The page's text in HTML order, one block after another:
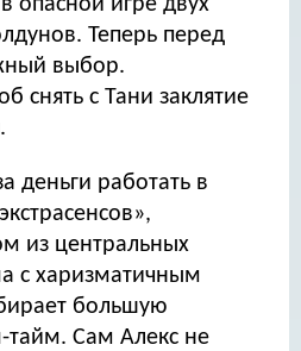
опасной игре двух
Теперь перед
выбор.
снять с Тани заклятие
деньги работать в
из центральных
с харизматичным
большую
Сам Алекс не